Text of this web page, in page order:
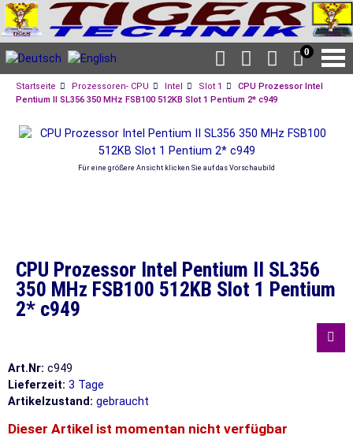
0
Startseite Prozessoren- CPU Intel Slot 1
CPU Prozessor Intel
Pentium II SL356 350 MHz FSB100 512KB Slot 1 Pentium 2* c949
Für eine größere Ansicht klicken Sie auf das Vorschaubild
CPU Prozessor Intel Pentium II SL356
350 MHz FSB100 512KB Slot 1 Pentium
2* c949
Art.Nr: c949
Lieferzeit: 3 Tage
Artikelzustand: gebraucht
Dieser Artikel ist momentan nicht verfügbar